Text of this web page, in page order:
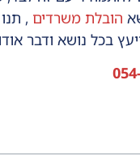
הובלת משרדים ,
בכל נושא ודבר